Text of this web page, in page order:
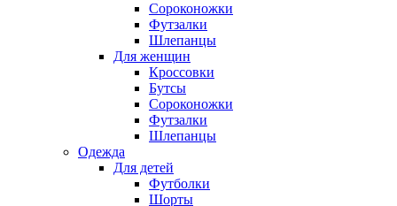
Сороконожки
Футзалки
Шлепанцы
Для женщин
Кроссовки
Бутсы
Сороконожки
Футзалки
Шлепанцы
Одежда
Для детей
Футболки
Шорты